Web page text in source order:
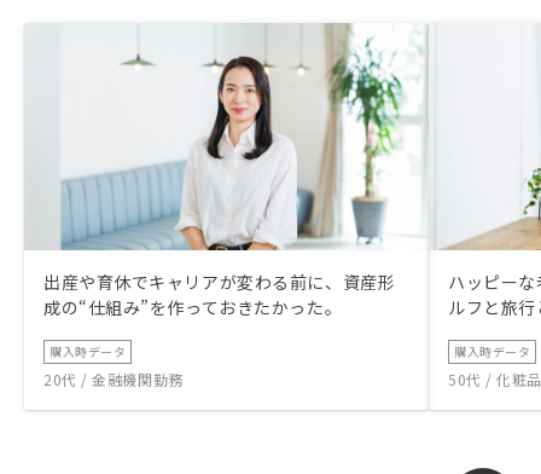
出産や育休でキャリアが変わる前に、資産形
成の“仕組み”を作っておきたかった。
購入時データ
20代 / 金融機関勤務
ハッピー
ルフと旅
購入時データ
50代 / 化粧